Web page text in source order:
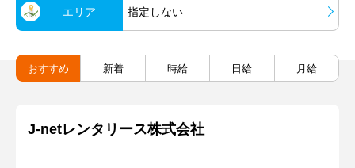
エリア 指定しない
おすすめ 新着 時給 日給 月給
J-netレンタリース株式会社